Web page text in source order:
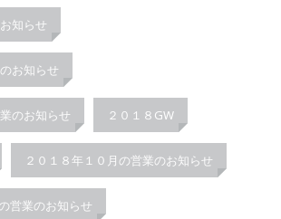
知らせ
お知らせ
のお知らせ ２０１８GW
２０１８年１０月の営業のお知らせ
営業のお知らせ